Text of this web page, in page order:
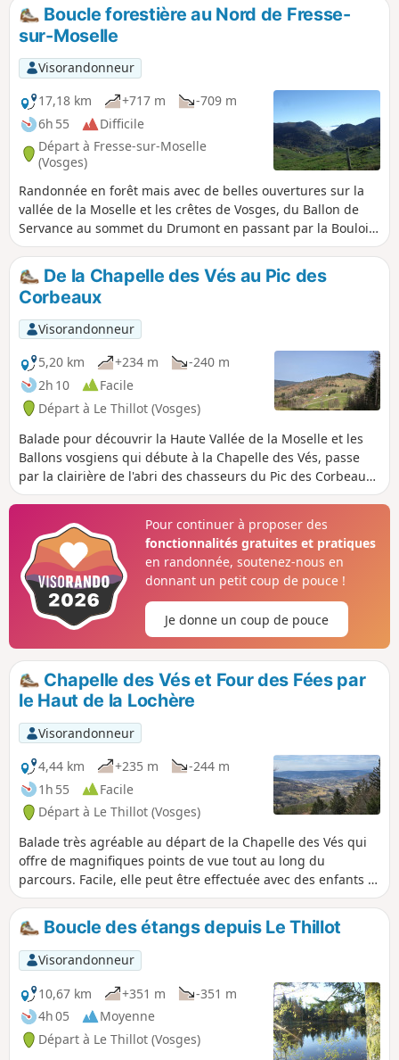
Boucle forestière au Nord de Fresse-
sur-Moselle
Visorandonneur
17,18 km
+717 m
-709 m
6h 55
Difficile
Départ à Fresse-sur-Moselle
(Vosges)
Randonnée en forêt mais avec de belles ouvertures sur la
vallée de la Moselle et les crêtes de Vosges, du Ballon de
Servance au sommet du Drumont en passant par la Bouloie.
Une belle aventure permettant de comprendre un peu
l'histoire et le patrimoine de ce petit paradis.
De la Chapelle des Vés au Pic des
Corbeaux
Visorandonneur
5,20 km
+234 m
-240 m
2h 10
Facile
Départ à Le Thillot (Vosges)
Balade pour découvrir la Haute Vallée de la Moselle et les
Ballons vosgiens qui débute à la Chapelle des Vés, passe
par la clairière de l'abri des chasseurs du Pic des Corbeaux
avant de rejoindre son sommet. Retour ombragé parmi les
Pour continuer à proposer des
fonctionnalités gratuites et pratiques
en randonnée, soutenez-nous en
donnant un petit coup de pouce !
Je donne un coup de pouce
Chapelle des Vés et Four des Fées par
le Haut de la Lochère
Visorandonneur
4,44 km
+235 m
-244 m
1h 55
Facile
Départ à Le Thillot (Vosges)
Balade très agréable au départ de la Chapelle des Vés qui
offre de magnifiques points de vue tout au long du
parcours. Facile, elle peut être effectuée avec des enfants à
partir de 5 ans, la partie la plus montante se faisant entre
les points (1) et (2) sur un petit sentier serpentant en
bordure d'un bois très apprécié.
Boucle des étangs depuis Le Thillot
Visorandonneur
10,67 km
+351 m
-351 m
4h 05
Moyenne
Départ à Le Thillot (Vosges)